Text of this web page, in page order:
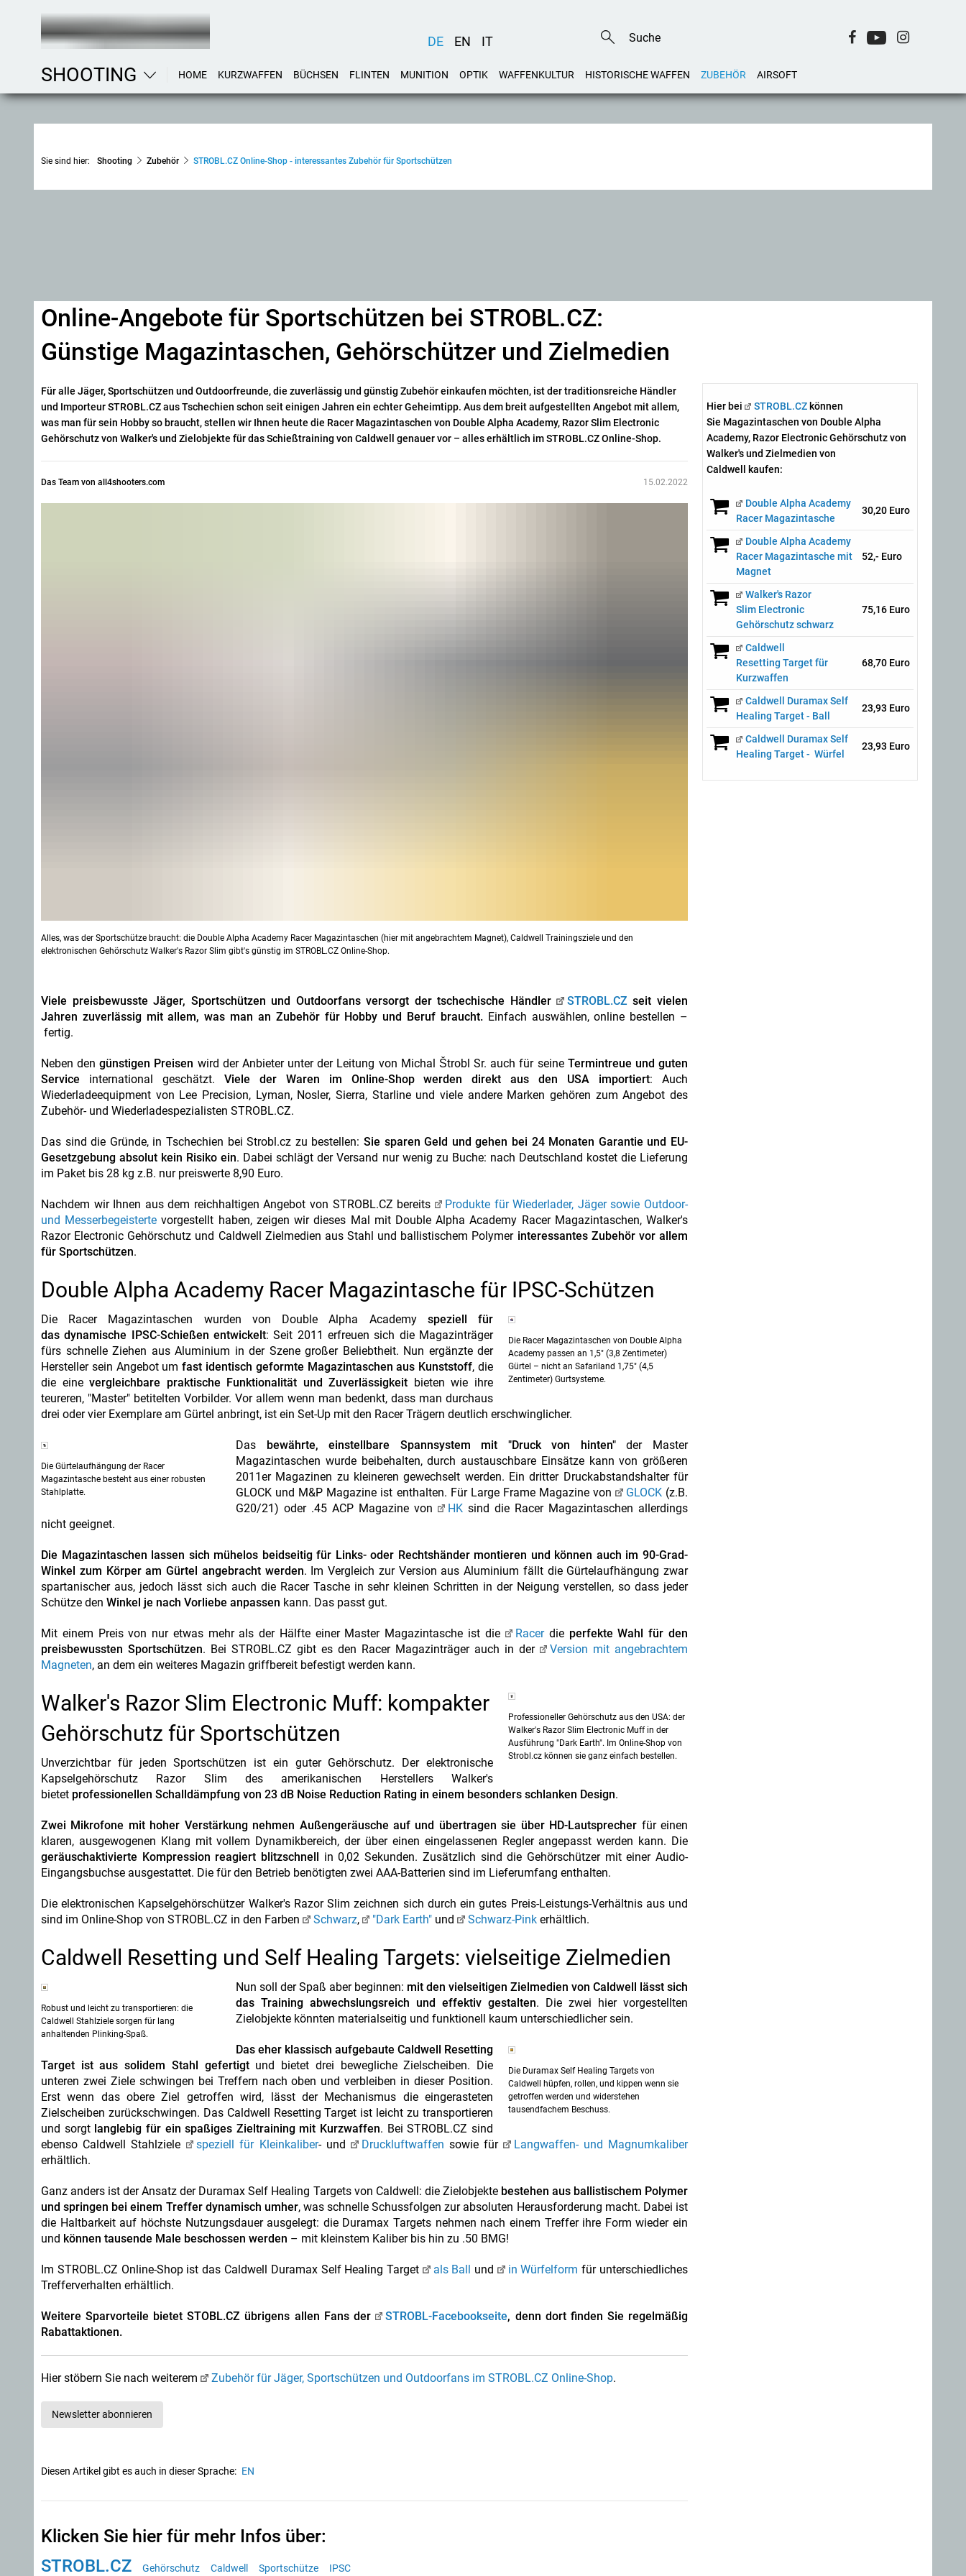
DE EN IT
SHOOTING HOME KURZWAFFEN BÜCHSEN FLINTEN MUNITION OPTIK WAFFENKULTUR HISTORISCHE WAFFEN ZUBEHÖR AIRSOFT
Sie sind hier: Shooting Zubehör STROBL.CZ Online-Shop - interessantes Zubehör für Sportschützen
Online-Angebote für Sportschützen bei STROBL.CZ:
Günstige Magazintaschen, Gehörschützer und Zielmedien
Für alle Jäger, Sportschützen und Outdoorfreunde, die zuverlässig und günstig Zubehör einkaufen möchten, ist der traditionsreiche Händler
und Importeur STROBL.CZ aus Tschechien schon seit einigen Jahren ein echter Geheimtipp. Aus dem breit aufgestellten Angebot mit allem,
was man für sein Hobby so braucht, stellen wir Ihnen heute die Racer Magazintaschen von Double Alpha Academy, Razor Slim Electronic
Gehörschutz von Walker's und Zielobjekte für das Schießtraining von Caldwell genauer vor – alles erhältlich im STROBL.CZ Online-Shop.
Das Team von all4shooters.com 15.02.2022
Alles, was der Sportschütze braucht: die Double Alpha Academy Racer Magazintaschen (hier mit angebrachtem Magnet), Caldwell Trainingsziele und den
elektronischen Gehörschutz Walker's Razor Slim gibt's günstig im STROBL.CZ Online-Shop.
Viele preisbewusste Jäger, Sportschützen und Outdoorfans versorgt der tschechische Händler STROBL.CZ seit vielen
Jahren zuverlässig mit allem, was man an Zubehör für Hobby und Beruf braucht. Einfach auswählen, online bestellen –
fertig.
Neben dengünstigen Preisen wird der Anbieter unter der Leitung von Michal Štrobl Sr. auch für seine Termintreue und guten
Service international geschätzt. Viele der Waren im Online-Shop werden direkt aus den USA importiert: Auch
Wiederladeequipment von Lee Precision, Lyman, Nosler, Sierra, Starline und viele andere Marken gehören zum Angebot des
Zubehör- und Wiederladespezialisten STROBL.CZ.
Das sind die Gründe, in Tschechien bei Strobl.cz zu bestellen: Sie sparen Geld und gehen bei 24 Monaten Garantie und EU-
Gesetzgebung absolut kein Risiko ein. Dabei schlägt der Versand nur wenig zu Buche: nach Deutschland kostet die Lieferung
im Paket bis 28 kg z.B. nur preiswerte 8,90 Euro.
Nachdem wir Ihnen aus dem reichhaltigen Angebot von STROBL.CZ bereits
Produkte für Wiederlader, Jäger sowie Outdoor-
und Messerbegeisterte vorgestellt haben, zeigen wir dieses Mal mit Double Alpha Academy Racer Magazintaschen, Walker's
Razor Electronic Gehörschutz und Caldwell Zielmedien aus Stahl und ballistischem Polymer interessantes Zubehör vor allem
für Sportschützen.
Double Alpha Academy Racer Magazintasche für IPSC-Schützen
Die Racer Magazintaschen von Double Alpha
Academy passen an 1,5" (3,8 Zentimeter)
Gürtel – nicht an Safariland 1,75" (4,5
Zentimeter) Gurtsysteme.
Die Racer Magazintaschen wurden von Double Alpha Academy speziell für
das dynamische IPSC-Schießen entwickelt: Seit 2011 erfreuen sich die Magazinträger
fürs schnelle Ziehen aus Aluminium in der Szene großer Beliebtheit. Nun ergänzte der
Hersteller sein Angebot umfast identisch geformte Magazintaschen aus Kunststoff, die
die einevergleichbare praktische Funktionalität und Zuverlässigkeit bieten wie ihre
teureren, "Master" betitelten Vorbilder. Vor allem wenn man bedenkt, dass man durchaus
drei oder vier Exemplare am Gürtel anbringt, ist ein Set-Up mit den Racer Trägern deutlich erschwinglicher.
Die Gürtelaufhängung der Racer
Magazintasche besteht aus einer robusten
Stahlplatte.
Das bewährte, einstellbare Spannsystem mit "Druck von hinten"der Master
Magazintaschen wurde beibehalten, durch austauschbare Einsätze kann von größeren
2011er Magazinen zu kleineren gewechselt werden. Ein dritter Druckabstandshalter für
GLOCK und M&P Magazine ist enthalten. Für Large Frame Magazine von
GLOCK (z.B.
G20/21) oder .45 ACP Magazine von
HKsind die Racer Magazintaschen allerdings
nicht geeignet.
Die Magazintaschen lassen sich mühelos beidseitig für Links- oder Rechtshänder montieren und können auch im 90-Grad-
Winkel zum Körper am Gürtel angebracht werden. Im Vergleich zur Version aus Aluminium fällt die Gürtelaufhängung zwar
spartanischer aus, jedoch lässt sich auch die Racer Tasche in sehr kleinen Schritten in der Neigung verstellen, so dass jeder
Schütze den Winkel je nach Vorliebe anpassen kann. Das passt gut.
Mit einem Preis von nur etwas mehr als der Hälfte einer Master Magazintasche ist die Racer die perfekte Wahl für den
preisbewussten Sportschützen. Bei STROBL.CZ gibt es den Racer Magazinträger auch in der
Version mit angebrachtem
Magneten, an dem ein weiteres Magazin griffbereit befestigt werden kann.
Professioneller Gehörschutz aus den USA: der
Walker's Razor Slim Electronic Muff in der
Ausführung "Dark Earth". Im Online-Shop von
Strobl.cz können sie ganz einfach bestellen.
Walker's Razor Slim Electronic Muff: kompakter
Gehörschutz für Sportschützen
Unverzichtbar für jeden Sportschützen ist ein guter Gehörschutz. Der elektronische
Kapselgehörschutz Razor Slim des amerikanischen Herstellers Walker's
bietet professionellen Schalldämpfung von 23 dB Noise Reduction Rating in einem besonders schlanken Design.
Zwei Mikrofone mit hoher Verstärkung nehmen Außengeräusche auf und übertragen sie über HD-Lautsprecher für einen
klaren, ausgewogenen Klang mit vollem Dynamikbereich, der über einen eingelassenen Regler angepasst werden kann. Die
geräuschaktivierte Kompression reagiert blitzschnell in 0,02 Sekunden. Zusätzlich sind die Gehörschützer mit einer Audio-
Eingangsbuchse ausgestattet. Die für den Betrieb benötigten zwei AAA-Batterien sind im Lieferumfang enthalten.
Die elektronischen Kapselgehörschützer Walker's Razor Slim zeichnen sich durch ein gutes Preis-Leistungs-Verhältnis aus und
sind im Online-Shop von STROBL.CZ in den Farben
Schwarz, "Dark Earth" und Schwarz-Pinkerhältlich.
Caldwell Resetting und Self Healing Targets: vielseitige Zielmedien
Robust und leicht zu transportieren: die
Caldwell Stahlziele sorgen für lang
anhaltenden Plinking-Spaß.
Nun soll der Spaß aber beginnen: mit den vielseitigen Zielmedien von Caldwell lässt sich
das Training abwechslungsreich und effektiv gestalten. Die zwei hier vorgestellten
Zielobjekte könnten materialseitig und funktionell kaum unterschiedlicher sein.
Die Duramax Self Healing Targets von
Caldwell hüpfen, rollen, und kippen wenn sie
getroffen werden und widerstehen
tausendfachem Beschuss.
Das eher klassisch aufgebaute Caldwell Resetting
Target ist aus solidem Stahl gefertigtund bietet drei bewegliche Zielscheiben. Die
unteren zwei Ziele schwingen bei Treffern nach oben und verbleiben in dieser Position.
Erst wenn das obere Ziel getroffen wird, lässt der Mechanismus die eingerasteten
Zielscheiben zurückschwingen. Das Caldwell Resetting Target ist leicht zu transportieren
und sorgt langlebig für ein spaßiges Zieltraining mit Kurzwaffen. Bei STROBL.CZ sind
ebenso Caldwell Stahlziele
speziell für Kleinkaliber- und Druckluftwaffen sowie für
Langwaffen- und Magnumkaliber
erhältlich.
Ganz anders ist der Ansatz der Duramax Self Healing Targets von Caldwell: die Zielobjekte bestehen aus ballistischem Polymer
und springen bei einem Treffer dynamisch umher, was schnelle Schussfolgen zur absoluten Herausforderung macht. Dabei ist
die Haltbarkeit auf höchste Nutzungsdauer ausgelegt: die Duramax Targets nehmen nach einem Treffer ihre Form wieder ein
und können tausende Male beschossen werden – mit kleinstem Kaliber bis hin zu .50 BMG!
Im STROBL.CZ Online-Shop ist das Caldwell Duramax Self Healing Target als Ball und in Würfelform für unterschiedliches
Trefferverhalten erhältlich.
Weitere Sparvorteile bietet STOBL.CZ übrigens allen Fans der STROBL-Facebookseite, denn dort finden Sie regelmäßig
Rabattaktionen.
Hier stöbern Sie nach weiterem Zubehör für Jäger, Sportschützen und Outdoorfans im STROBL.CZ Online-Shop.
Newsletter abonnieren
Diesen Artikel gibt es auch in dieser Sprache: EN
Klicken Sie hier für mehr Infos über:
STROBL.CZ Gehörschutz Caldwell Sportschütze IPSC
Hier bei STROBL.CZkönnen
Sie Magazintaschen von Double Alpha
Academy, Razor Electronic Gehörschutz von
Walker's und Zielmedien von
Caldwell kaufen:
Double Alpha Academy
Racer Magazintasche
30,20 Euro
Double Alpha Academy
Racer Magazintasche mit
Magnet
52,- Euro
Walker's Razor
Slim Electronic
Gehörschutz schwarz
75,16 Euro
Caldwell
Resetting Target für
Kurzwaffen
68,70 Euro
Caldwell Duramax Self
Healing Target - Ball
23,93 Euro
Caldwell Duramax Self
Healing Target - Würfel
23,93 Euro